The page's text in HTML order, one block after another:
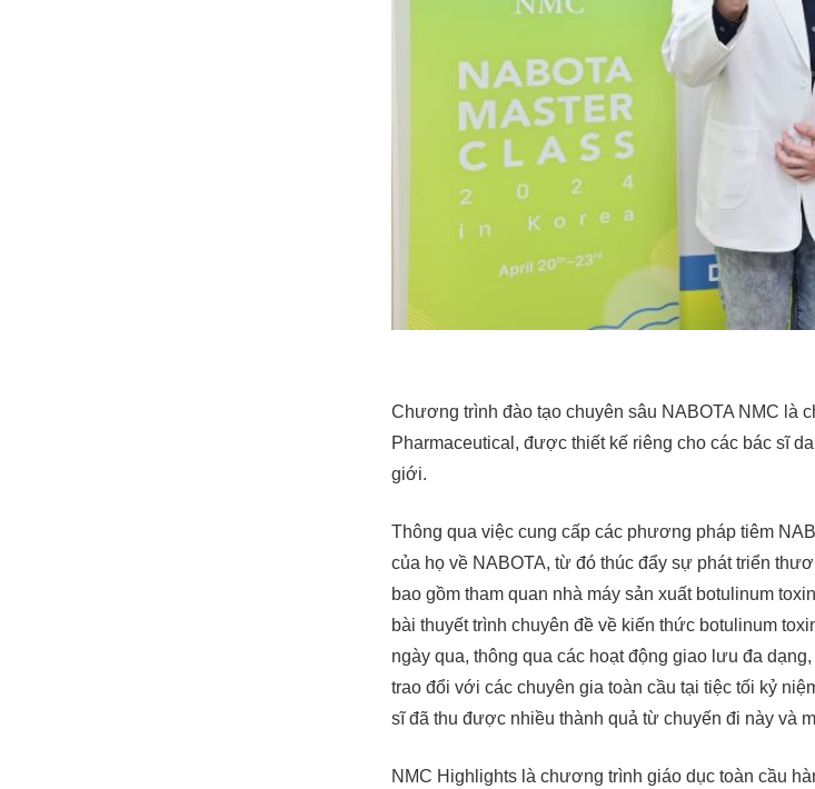
Chương trình đào tạo chuyên sâu NABOTA NMC là
Pharmaceutical, được thiết kế riêng cho các bác sĩ
giới.
Thông qua việc cung cấp các phương pháp tiêm
của họ về NABOTA, từ đó thúc đẩy sự phát triển
bao gồm tham quan nhà máy sản xuất botulinum
bài thuyết trình chuyên đề về kiến thức botulinum
ngày qua, thông qua các hoạt động giao lưu đa
trao đổi với các chuyên gia toàn cầu tại tiệc tối kỷ
sĩ đã thu được nhiều thành quả từ chuyến đi này và
NMC Highlights là chương trình giáo dục toàn cầu